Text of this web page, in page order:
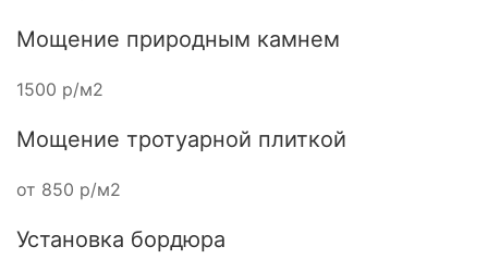
Мощение природным камнем
1500 р/м2
Мощение тротуарной плиткой
от 850 р/м2
Установка бордюра